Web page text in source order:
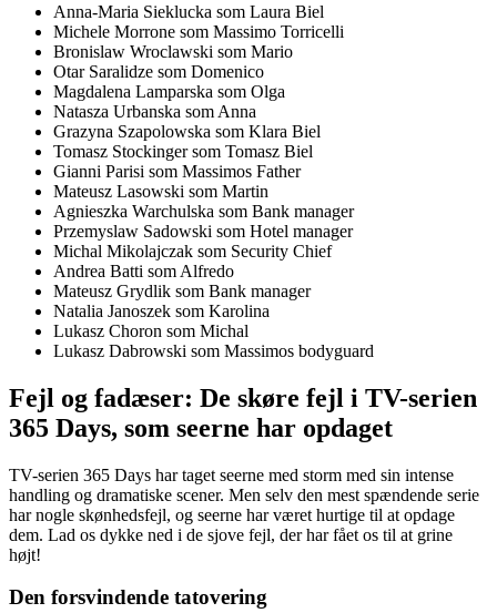
Anna-Maria Sieklucka som Laura Biel
Michele Morrone som Massimo Torricelli
Bronislaw Wroclawski som Mario
Otar Saralidze som Domenico
Magdalena Lamparska som Olga
Natasza Urbanska som Anna
Grazyna Szapolowska som Klara Biel
Tomasz Stockinger som Tomasz Biel
Gianni Parisi som Massimos Father
Mateusz Lasowski som Martin
Agnieszka Warchulska som Bank manager
Przemyslaw Sadowski som Hotel manager
Michal Mikolajczak som Security Chief
Andrea Batti som Alfredo
Mateusz Grydlik som Bank manager
Natalia Janoszek som Karolina
Lukasz Choron som Michal
Lukasz Dabrowski som Massimos bodyguard
Fejl og fadæser: De skøre fejl i TV-serien
365 Days, som seerne har opdaget
TV-serien 365 Days har taget seerne med storm med sin intense
handling og dramatiske scener. Men selv den mest spændende serie
har nogle skønhedsfejl, og seerne har været hurtige til at opdage
dem. Lad os dykke ned i de sjove fejl, der har fået os til at grine
højt!
Den forsvindende tatovering